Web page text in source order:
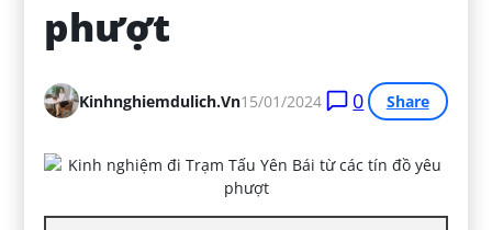
phượt
Kinhnghiemdulich.vn15/01/2024 0 Share